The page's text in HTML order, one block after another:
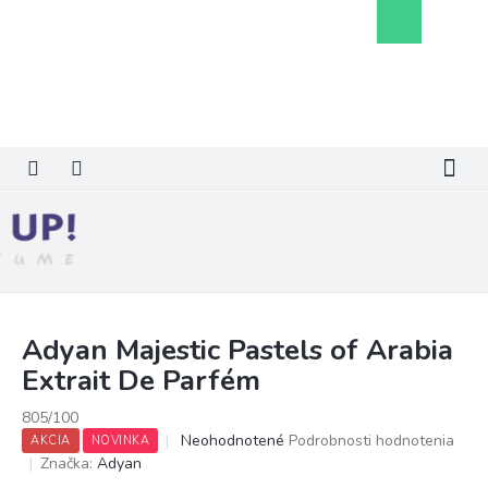
košík
Adyan Majestic Pastels of Arabia
Extrait De Parfém
805/100
AKCIA NOVINKA
Priemerné
Neohodnotené Podrobnosti hodnotenia
Značka: Adyan